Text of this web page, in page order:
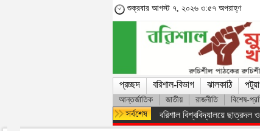
শুক্রবার আগস্ট ৭, ২০২৬ ৩:৫৭ অপরাহ্ণ
প্রচ্ছদ বরিশাল-বিভাগ ঝালকাঠি
আন্তর্জাতিক জাতীয় রাজনীতি বিশেষ-
অসংখ্য শহিদের রক্তের